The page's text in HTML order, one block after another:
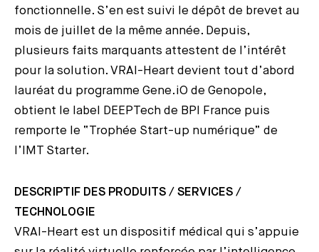
fonctionnelle. S’en est suivi le dépôt de brevet au
mois de juillet de la même année. Depuis,
plusieurs faits marquants attestent de l’intérêt
pour la solution. VRAI-Heart devient tout d’abord
lauréat du programme Gene.iO de Genopole,
obtient le label DEEPTech de BPI France puis
remporte le “Trophée Start-up numérique” de
l’IMT Starter.
DESCRIPTIF DES PRODUITS / SERVICES /
TECHNOLOGIE
VRAI-Heart est un dispositif médical qui s’appuie